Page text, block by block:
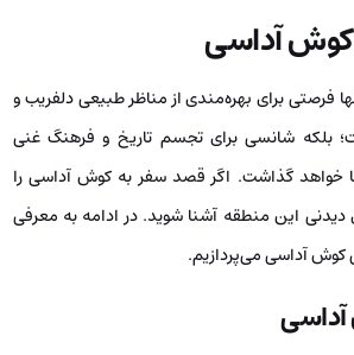
آداسی
فرصتی برای بهره‌مندی از مناظر طبیعی دلفریب و
بلکه شانسی برای تجسم تاریخ و فرهنگ غنی
خواهد گذاشت. اگر قصد سفر به کوش آداسی را
دیدنی این منطقه آشنا شوید. در ادامه به معرفی
کوش آداسی می‌پردازیم.
آداسی